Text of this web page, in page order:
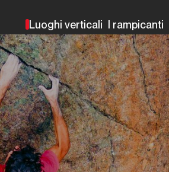
Luoghi verticali I rampicanti